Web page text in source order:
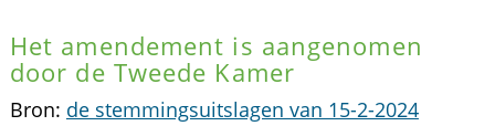
Het amendement is aangenomen
door de Tweede Kamer
Bron: de stemmingsuitslagen van 15-2-2024